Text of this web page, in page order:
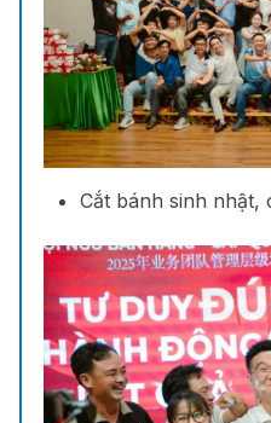
Cắt bánh sinh nhật,